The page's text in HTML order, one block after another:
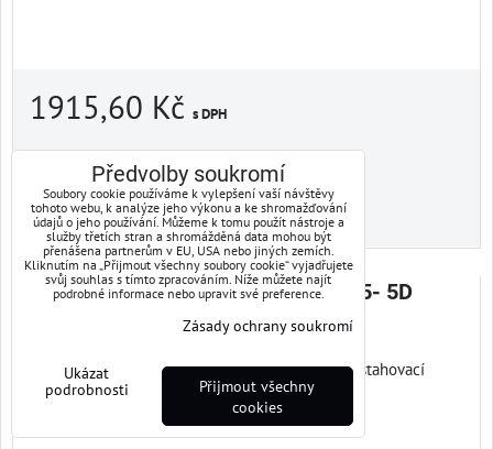
1915,60 Kč s DPH
Dostupnost:Skladem
ks DO KOŠÍKU
VOLKSWAGEN GOLF V PLUS r.v. 05- 5D
P.přední stahovací zelené
VOLKSWAGEN GOLF V PLUS r.v. 05- 5D P.přední stahovací
zelené...
Předvolby soukromí
Soubory cookie používáme k vylepšení vaší návštěvy
tohoto webu, k analýze jeho výkonu a ke shromažďování
údajů o jeho používání. Můžeme k tomu použít nástroje a
služby třetích stran a shromážděná data mohou být
přenášena partnerům v EU, USA nebo jiných zemích.
Kliknutím na „Přijmout všechny soubory cookie“ vyjadřujete
svůj souhlas s tímto zpracováním. Níže můžete najít
podrobné informace nebo upravit své preference.
Zásady ochrany soukromí
Ukázat
podrobnosti
Přijmout všechny
cookies